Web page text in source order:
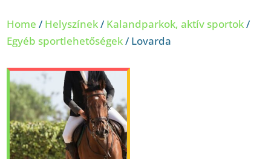
Home / Helyszínek/ Kalandparkok, aktív sportok/
Egyéb sportlehetőségek/ Lovarda